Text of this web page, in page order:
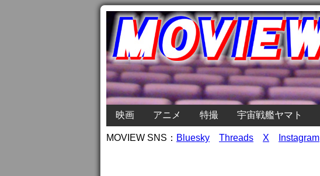
映画 アニメ 特撮 宇宙戦艦ヤマト
MOVIEW SNS： Bluesky Threads X Instagram